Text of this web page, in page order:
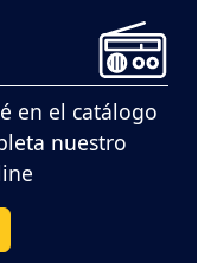
en el catálogo
nuestro